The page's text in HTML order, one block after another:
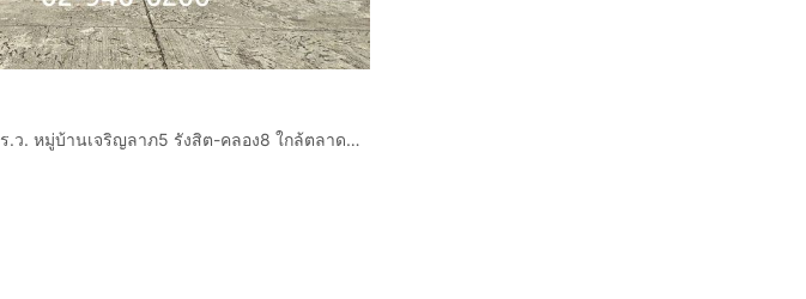
บ้านเดี่ยว 2 ชั้น 40.5 ตร.ว. หมู่บ้านเจริญลาภ5 รังสิต-คลอง8 ใกล้ตลาดนัดคลอง8 และโลตัส รังสิต คลอง 7 ถนนรังสิต-นครนายก